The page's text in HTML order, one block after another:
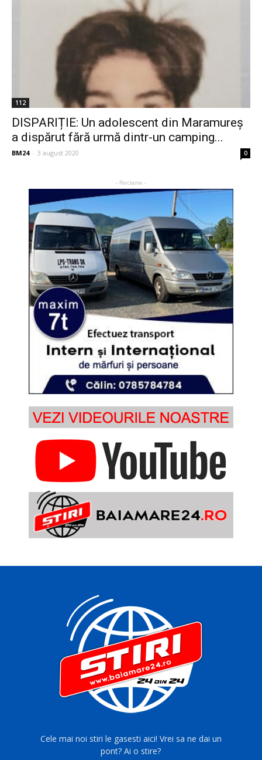
112
DISPARIȚIE: Un adolescent din Maramureș
a dispărut fără urmă dintr-un camping...
BM24 - 3 august 2020 0
- Reclame -
Cele mai noi stiri le gasesti aici! Vrei sa ne dai un
pont? Ai o stire?